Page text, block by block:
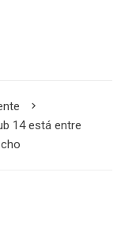
14 está entre